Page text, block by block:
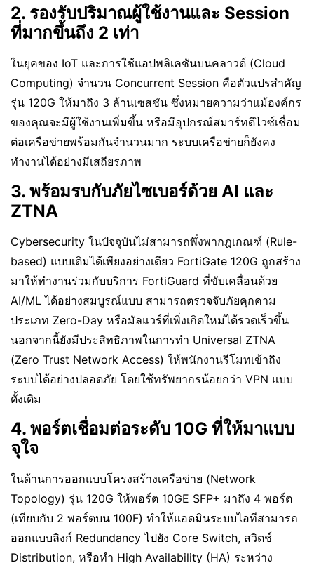
2. รองรับปริมาณผู้ใช้งานและ Session
ที่มากขึ้นถึง 2 เท่า
ในยุคของ IoT และการใช้แอปพลิเคชันบนคลาวด์ (Cloud
Computing) จำนวน Concurrent Session คือตัวแปรสำคัญ
รุ่น 120G ให้มาถึง 3 ล้านเซสชัน ซึ่งหมายความว่าแม้องค์กร
ของคุณจะมีผู้ใช้งานเพิ่มขึ้น หรือมีอุปกรณ์สมาร์ทดีไวซ์เชื่อม
ต่อเครือข่ายพร้อมกันจำนวนมาก ระบบเครือข่ายก็ยังคง
ทำงานได้อย่างมีเสถียรภาพ
3. พร้อมรบกับภัยไซเบอร์ด้วย AI และ
ZTNA
Cybersecurity ในปัจจุบันไม่สามารถพึ่งพากฎเกณฑ์ (Rule-
based) แบบเดิมได้เพียงอย่างเดียว FortiGate 120G ถูกสร้าง
มาให้ทำงานร่วมกับบริการ FortiGuard ที่ขับเคลื่อนด้วย
AI/ML ได้อย่างสมบูรณ์แบบ สามารถตรวจจับภัยคุกคาม
ประเภท Zero-Day หรือมัลแวร์ที่เพิ่งเกิดใหม่ได้รวดเร็วขึ้น
นอกจากนี้ยังมีประสิทธิภาพในการทำ Universal ZTNA
(Zero Trust Network Access) ให้พนักงานรีโมทเข้าถึง
ระบบได้อย่างปลอดภัย โดยใช้ทรัพยากรน้อยกว่า VPN แบบ
ดั้งเดิม
4. พอร์ตเชื่อมต่อระดับ 10G ที่ให้มาแบบ
จุใจ
ในด้านการออกแบบโครงสร้างเครือข่าย (Network
Topology) รุ่น 120G ให้พอร์ต 10GE SFP+ มาถึง 4 พอร์ต
(เทียบกับ 2 พอร์ตบน 100F) ทำให้แอดมินระบบไอทีสามารถ
ออกแบบลิงก์ Redundancy ไปยัง Core Switch, สวิตช์
Distribution, หรือทำ High Availability (HA) ระหว่าง